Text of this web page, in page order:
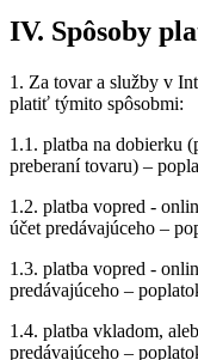
IV. Spôsoby
1. Za tovar a služby v
platiť týmito spôsobmi:
1.1. platba na dobierku
preberaní tovaru) –
1.2. platba vopred -
účet predávajúceho –
1.3. platba vopred -
predávajúceho –
1.4. platba vkladom,
predávajúceho –